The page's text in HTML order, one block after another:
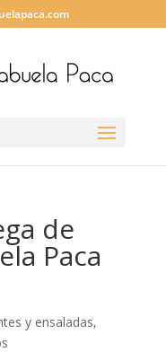
de
Paca
y ensaladas,